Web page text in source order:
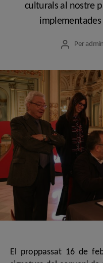
culturals al nostre
Autor
Per admin
El proppassat 16 de